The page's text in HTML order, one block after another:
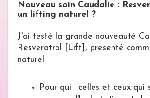
Nouveau soin Caudalie :
un lifting naturel ?
J'ai testé la grande nouveauté
Resveratrol [Lift], presenté
naturel
Pour qui : celles et ceux qui